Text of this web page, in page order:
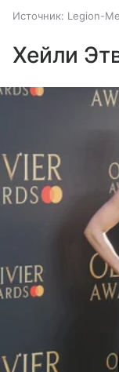
Источник: Legion-
Хейли